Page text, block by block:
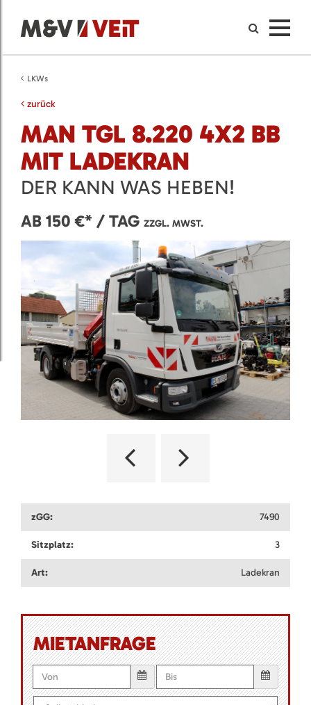
LKWs
zurück
MAN TGL 8.220 4X2 BB
MIT LADEKRAN
DER KANN WAS HEBEN!
AB 150 €* / TAG ZZGL. MWST.
zGG: 7490
Sitzplatz: 3
Art: Ladekran
MIETANFRAGE